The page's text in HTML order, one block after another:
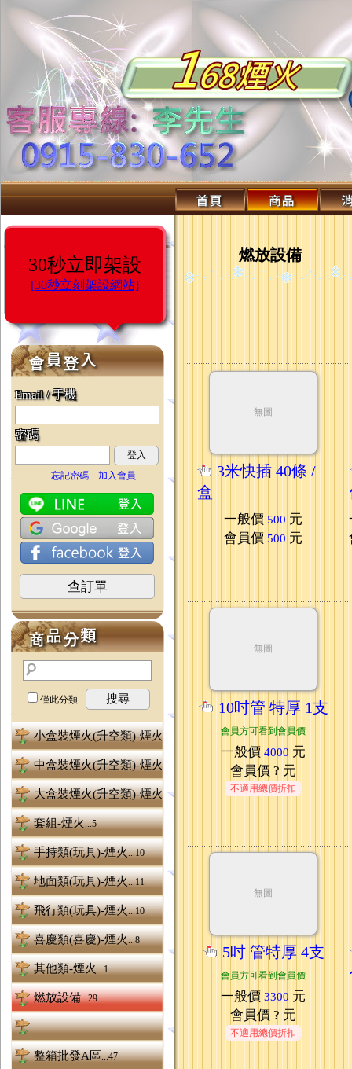
30秒立即架設
[30秒立刻架設網站]
Email / 手機
密碼
登入
忘記密碼
加入會員
查訂單
僅此分類 搜尋
小盒裝煙火(升空類)-煙火
中盒裝煙火(升空類)-煙火
大盒裝煙火(升空類)-煙火 ...8
套組-煙火...5
手持類(玩具)-煙火...10
地面類(玩具)-煙火...11
飛行類(玩具)-煙火...10
喜慶類(喜慶)-煙火...8
其他類-煙火...1
燃放設備...29
整箱批發A區...47
燃放設備
無圖
3米快插 40條 /
盒
一般價 500 元
會員價 500 元
無圖
10吋管 特厚 1支
會員方可看到會員價
一般價 4000 元
會員價 ? 元
不適用總價折扣
無圖
5吋 管特厚 4支
會員方可看到會員價
一般價 3300 元
會員價 ? 元
不適用總價折扣